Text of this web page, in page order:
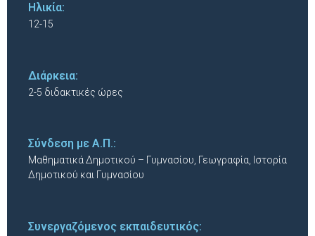
Ηλικία:
12-15
Διάρκεια:
2-5 διδακτικές ώρες
Σύνδεση με Α.Π.:
Μαθηματικά Δημοτικού – Γυμνασίου, Γεωγραφία, Ιστορία
Δημοτικού και Γυμνασίου
Συνεργαζόμενος εκπαιδευτικός: